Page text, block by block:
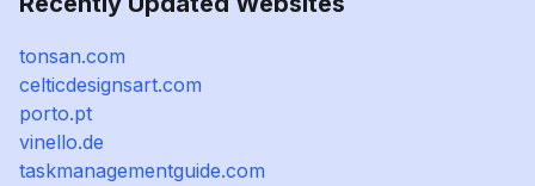
tonsan.com
celticdesignsart.com
porto.pt
vinello.de
taskmanagementguide.com